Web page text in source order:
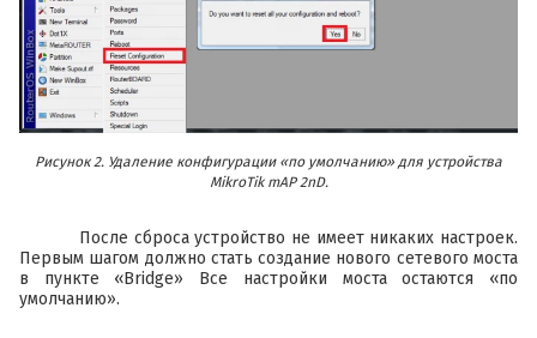
Рисунок 2. Удаление конфигурации «по умолчанию» для устройства
MikroTik mAP 2nD.
После сброса устройство не имеет никаких настроек.
Первым шагом должно стать создание нового сетевого моста
в пункте «Bridge» Все настройки моста остаются «по
умолчанию».